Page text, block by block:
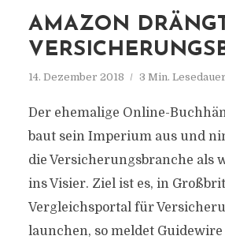
AMAZON
14. Dezember 2018 3 Min. Lesedauer
Der ehemalige Online-
baut sein Imperium aus und
die Versicherungsbranche als
ins Visier. Ziel ist es, in
Vergleichsportal für
launchen, so meldet Guidewire